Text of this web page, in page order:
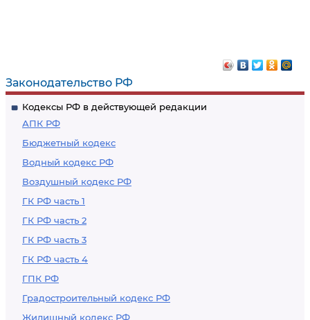
Законодательство РФ
Кодексы РФ в действующей редакции
АПК РФ
Бюджетный кодекс
Водный кодекс РФ
Воздушный кодекс РФ
ГК РФ часть 1
ГК РФ часть 2
ГК РФ часть 3
ГК РФ часть 4
ГПК РФ
Градостроительный кодекс РФ
Жилищный кодекс РФ